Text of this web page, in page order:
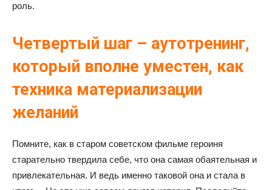
роль.
Четвертый шаг – аутотренинг,
который вполне уместен, как
техника материализации
желаний
Помните, как в старом советском фильме героиня
старательно твердила себе, что она самая обаятельная и
привлекательная. И ведь именно таковой она и стала в